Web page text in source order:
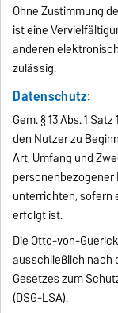
Ohne Zustimmung
ist eine
anderen
zulässig.
Datenschutz:
Gem. § 13 Abs. 1
den Nutzer zu
Art, Umfang und
personenbezogener
unterrichten, sofern
erfolgt ist.
Die Otto-von-
ausschließlich nach
Gesetzes zum
(DSG-LSA).